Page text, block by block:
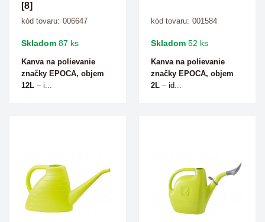
[8]
kód tovaru: 006647
Skladom 87 ks
Kanva na polievanie
značky EPOCA, objem
12L – i...
kód tovaru: 001584
Skladom 52 ks
Kanva na polievanie
značky EPOCA, objem
2L – id...